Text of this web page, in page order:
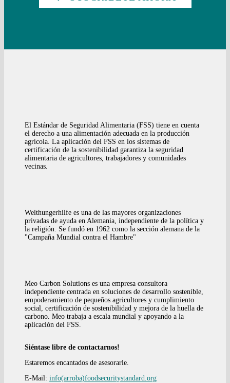
El Estándar de Seguridad Alimentaria (FSS) tiene en cuenta
el derecho a una alimentación adecuada en la producción
agrícola. La aplicación del FSS en los sistemas de
certificación de la sostenibilidad garantiza la seguridad
alimentaria de agricultores, trabajadores y comunidades
vecinas.
Welthungerhilfe es una de las mayores organizaciones
privadas de ayuda en Alemania, independiente de la política y
la religión. Se fundó en 1962 como la sección alemana de la
"Campaña Mundial contra el Hambre"
Meo Carbon Solutions es una empresa consultora
independiente centrada en soluciones de desarrollo sostenible,
empoderamiento de pequeños agricultores y cumplimiento
social, certificación de sostenibilidad y mejora de la huella de
carbono. Meo trabaja a escala mundial y apoyando a la
aplicación del FSS.
Siéntase libre de contactarnos!
Estaremos encantados de asesorarle.
E-Mail: info(arroba)foodsecuritystandard.org